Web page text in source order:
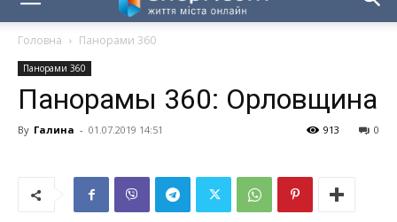
Головна Панорами 360
Панорами 360
Панорамы 360: Орловщина
By Галина - 01.07.2019 14:51 0
913